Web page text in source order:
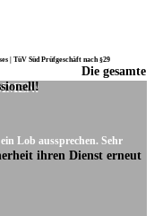
| TüV Süd Prüfgeschäft nach §29
Die gesamte
Lob aussprechen. Sehr
ihren Dienst erneut